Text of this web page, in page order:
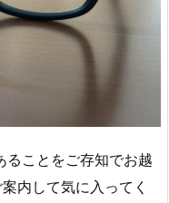
ることをご存知でお越
内して気に入ってく